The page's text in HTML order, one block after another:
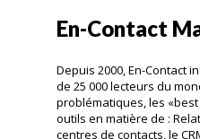
En-Contact
Depuis 2000, En-Contact
de 25 000 lecteurs du
problématiques, les
outils en matière de :
centres de contacts, le